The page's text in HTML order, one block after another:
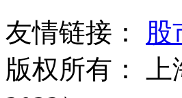
友情链接：
股
版权所有：